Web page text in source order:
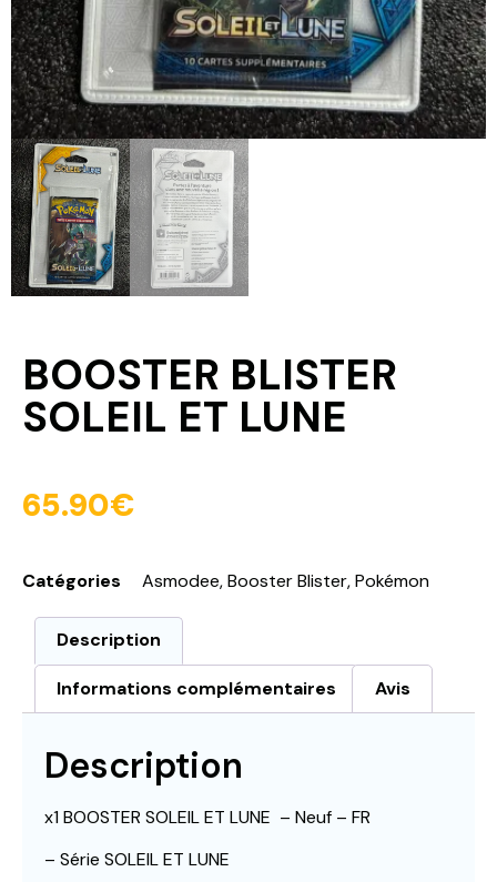
BOOSTER BLISTER
SOLEIL ET LUNE
65.90€
Catégories Asmodee,Booster Blister,Pokémon
Description
Informations complémentaires Avis
Description
x1 BOOSTER SOLEIL ET LUNE – Neuf – FR
– Série SOLEIL ET LUNE